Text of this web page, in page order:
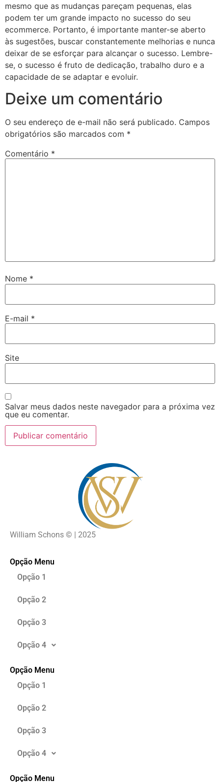
mesmo que as mudanças pareçam pequenas, elas
podem ter um grande impacto no sucesso do seu
ecommerce. Portanto, é importante manter-se aberto
às sugestões, buscar constantemente melhorias e nunca
deixar de se esforçar para alcançar o sucesso. Lembre-
se, o sucesso é fruto de dedicação, trabalho duro e a
capacidade de se adaptar e evoluir.
Deixe um comentário
O seu endereço de e-mail não será publicado. Campos
obrigatórios são marcados com *
Comentário *
Nome *
E-mail *
Site
Salvar meus dados neste navegador para a próxima vez
que eu comentar.
William Schons © | 2025
Opção Menu
Opção 1
Opção 2
Opção 3
Opção 4
Opção Menu
Opção 1
Opção 2
Opção 3
Opção 4
Opção Menu